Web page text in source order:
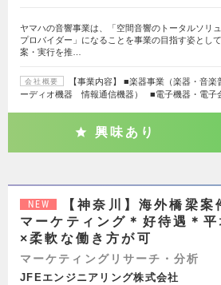
ヤマハの音響事業は、「空間音響のトータルソリ
プロバイダー」になることを事業の目指す姿とし
案・実行を推…
会社概要
【事業内容】 ■楽器事業（楽器・音
ーディオ機器 情報通信機器） ■電子機器・電子
興味あり
NEW
【神奈川】海外橋梁
マーケティング＊好待遇＊
×柔軟な働き方が可
マーケティングリサーチ・分析
JFEエンジニアリング株式会社